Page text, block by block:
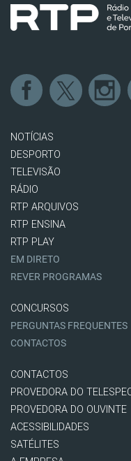
NOTÍCIAS
DESPORTO
TELEVISÃO
RÁDIO
RTP ARQUIVOS
RTP ENSINA
RTP PLAY
EM DIRETO
REVER PROGRAMAS
CONCURSOS
PERGUNTAS FREQUENTES
CONTACTOS
CONTACTOS
PROVEDORA DO
PROVEDORA DO OUVINTE
ACESSIBILIDADES
SATÉLITES